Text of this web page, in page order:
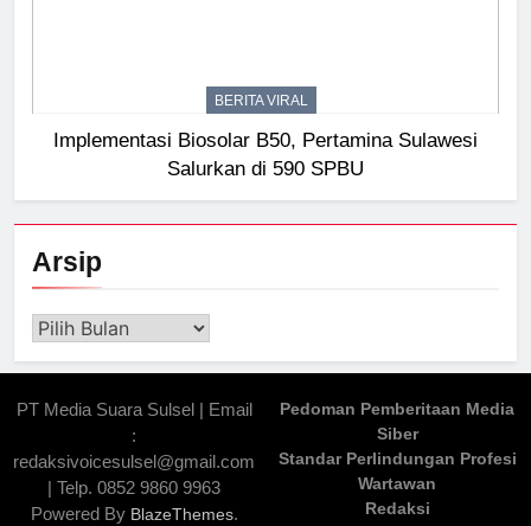
BERITA VIRAL
Implementasi Biosolar B50, Pertamina Sulawesi
Salurkan di 590 SPBU
Arsip
Arsip
PT Media Suara Sulsel | Email
:
redaksivoicesulsel@gmail.com
| Telp. 0852 9860 9963
Powered By BlazeThemes.
Pedoman Pemberitaan Media
Siber
Standar Perlindungan Profesi
Wartawan
Redaksi